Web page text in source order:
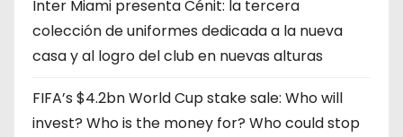
Inter Miami presenta Cénit: la tercera
colección de uniformes dedicada a la nueva
casa y al logro del club en nuevas alturas
FIFA’s $4.2bn World Cup stake sale: Who will
invest? Who is the money for? Who could stop